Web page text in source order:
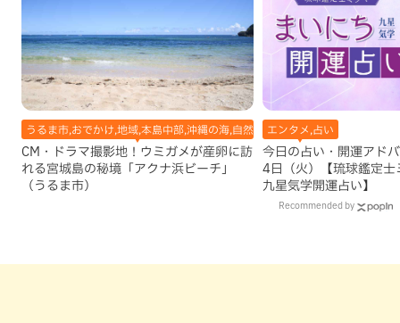
うるま市,おでかけ,地域,本島中部,沖縄の海,自然
CM・ドラマ撮影地！ウミガメが産卵に訪
れる宮城島の秘境「アクナ浜ビーチ」
（うるま市）
エンタメ,占い
今日の占い・開運アド
4日（火）【琉球鑑定士
九星気学開運占い】
Recommended by